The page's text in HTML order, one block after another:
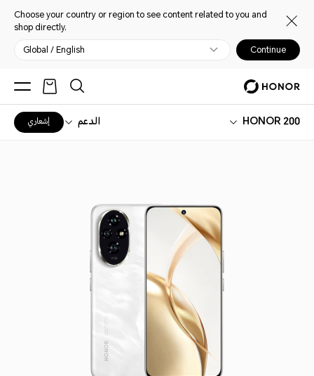
Choose your country or region to see content related to you and
shop directly.
Global / English Continue
HONOR 200 الدعم إشعاري